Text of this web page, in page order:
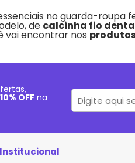
no guarda-roupa
de calcinha fio
vai encontrar nos
10% OFF na
Institucional